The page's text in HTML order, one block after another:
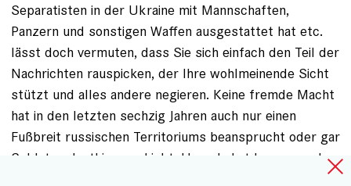
Separatisten in der Ukraine mit Mannschaften,
Panzern und sonstigen Waffen ausgestattet hat etc.
lässt doch vermuten, dass Sie sich einfach den Teil der
Nachrichten rauspicken, der Ihre wohlmeinende Sicht
stützt und alles andere negieren. Keine fremde Macht
hat in den letzten sechzig Jahren auch nur einen
Fußbreit russischen Territoriums beansprucht oder gar
Soldaten dorthin geschickt. Umgekehrt kann man das